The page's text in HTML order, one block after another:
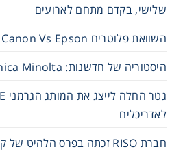
שלישי, בקדם מתחם לארועים
השוואת פלוטרים Canon Vs Epson
היסטוריה של חדשנות: Konica Minolta
לאדריכלים